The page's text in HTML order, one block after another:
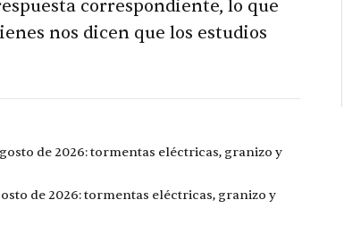
correspondiente, lo que
nos dicen que los estudios
de 2026: tormentas eléctricas, granizo y
de 2026: tormentas eléctricas, granizo y